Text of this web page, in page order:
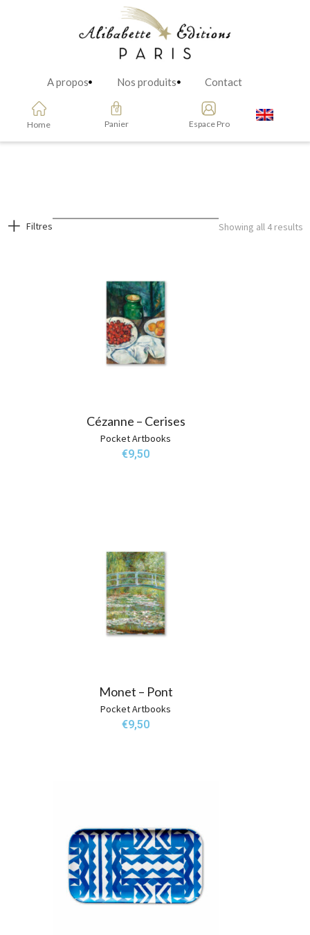
A propos Nos produits Contact
Home Panier Espace Pro
Filtres Showing all 4 results
Cézanne – Cerises
Pocket Artbooks
€9,50
Monet – Pont
Pocket Artbooks
€9,50